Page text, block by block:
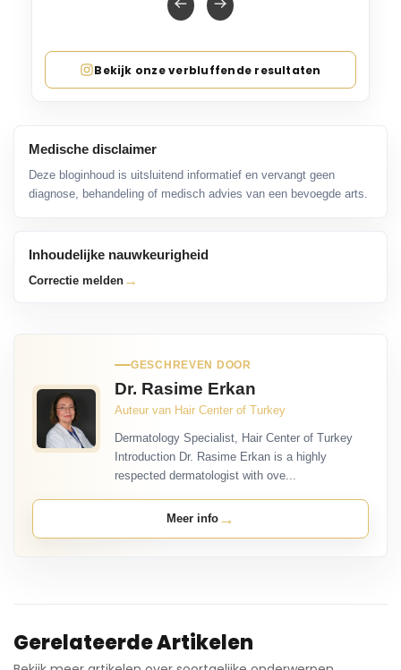
Bekijk onze verbluffende resultaten
Medische disclaimer
Deze bloginhoud is uitsluitend informatief en vervangt geen
diagnose, behandeling of medisch advies van een bevoegde arts.
Inhoudelijke nauwkeurigheid
Correctie melden →
GESCHREVEN DOOR
Dr. Rasime Erkan
Auteur van Hair Center of Turkey
Dermatology Specialist, Hair Center of Turkey
Introduction Dr. Rasime Erkan is a highly
respected dermatologist with ove...
Meer info →
Gerelateerde Artikelen